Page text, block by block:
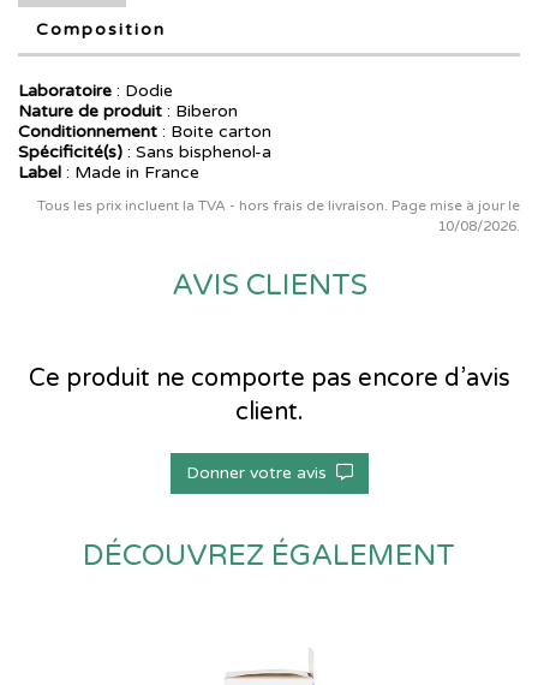
Composition
Laboratoire : Dodie
Nature de produit : Biberon
Conditionnement : Boite carton
Spécificité(s) : Sans bisphenol-a
Label : Made in France
Tous les prix incluent la TVA - hors frais de livraison. Page mise à jour le
10/08/2026.
AVIS CLIENTS
Ce produit ne comporte pas encore d’avis
client.
Donner votre avis
DÉCOUVREZ ÉGALEMENT